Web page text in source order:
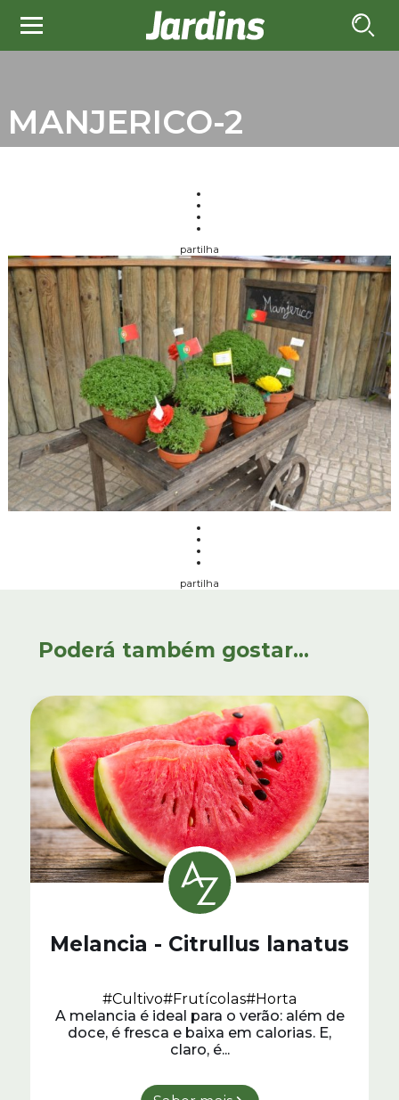
MANJERICO-2
partilha
partilha
Poderá também gostar...
Melancia - Citrullus lanatus
#Cultivo#Frutícolas#Horta
A melancia é ideal para o verão: além de
doce, é fresca e baixa em calorias. E,
claro, é...